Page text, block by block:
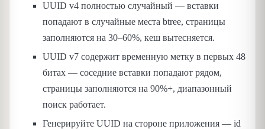
UUID v4 полностью случайный — вставки
попадают в случайные места btree, страницы
заполняются на 30–60%, кеш вытесняется.
UUID v7 содержит временную метку в первых 48
битах — соседние вставки попадают рядом,
страницы заполняются на 90%+, диапазонный
поиск работает.
Генерируйте UUID на стороне приложения — id